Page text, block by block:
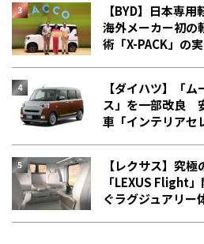
【BYD】日本専
海外メーカー初の
術「X-PACK」の
【ダイハツ】「
ス」を一部改良
車「インテリアセ
【レクサス】究
「LEXUS Flight
ぐラグジュアリー